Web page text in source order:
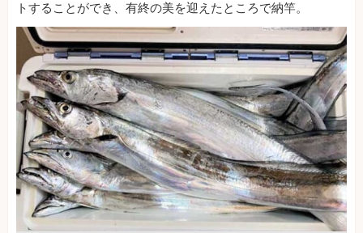
トすることができ、有終の美を迎えたところで納竿。